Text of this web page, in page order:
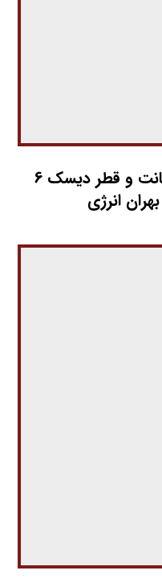
گل میخ سفید طول 13 سانت و قطر دیسک 6